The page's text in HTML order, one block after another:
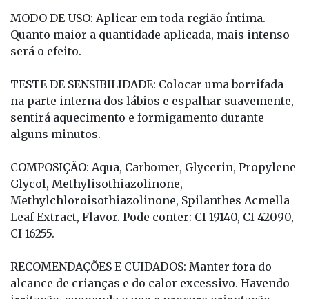
MODO DE USO: Aplicar em toda região íntima.
Quanto maior a quantidade aplicada, mais intenso
será o efeito.
TESTE DE SENSIBILIDADE: Colocar uma borrifada
na parte interna dos lábios e espalhar suavemente,
sentirá aquecimento e formigamento durante
alguns minutos.
COMPOSIÇÃO: Aqua, Carbomer, Glycerin, Propylene
Glycol, Methylisothiazolinone,
Methylchloroisothiazolinone, Spilanthes Acmella
Leaf Extract, Flavor. Pode conter: CI 19140, CI 42090,
CI 16255.
RECOMENDAÇÕES E CUIDADOS: Manter fora do
alcance de crianças e do calor excessivo. Havendo